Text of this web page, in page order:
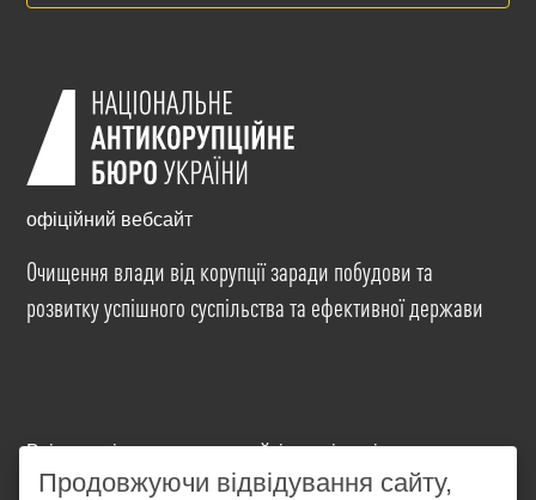
офіційний вебсайт
Очищення влади від корупції заради побудови та
розвитку успішного суспільства та ефективної держави
Всі матеріали на цьому сайті розміщені на умовах
ліцензіїCreative Commons Attribution-NonCommercial-
Продовжуючи відвідування сайту,